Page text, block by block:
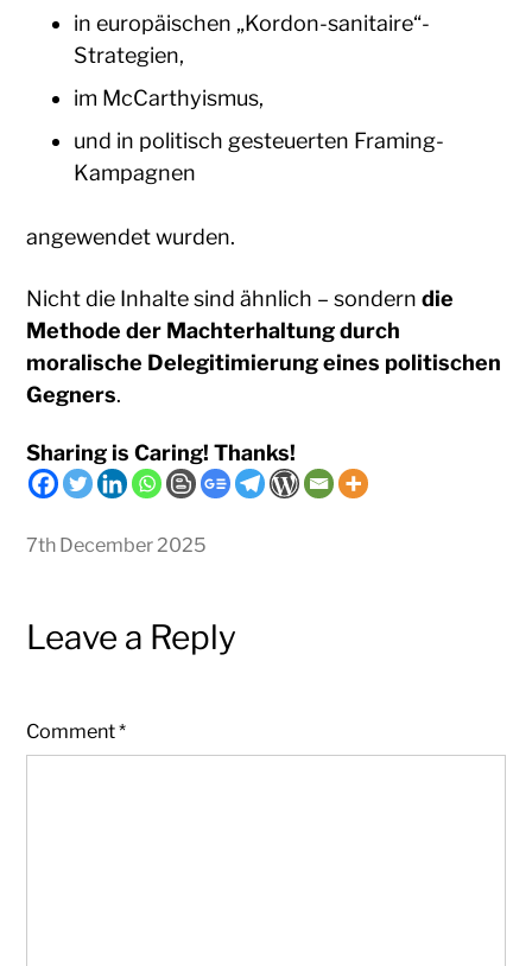
in europäischen „Kordon-sanitaire“-
Strategien,
im McCarthyismus,
und in politisch gesteuerten Framing-
Kampagnen
angewendet wurden.
Nicht die Inhalte sind ähnlich – sonderndie
Methode der Machterhaltung durch
moralische Delegitimierung eines politischen
Gegners.
Sharing is Caring! Thanks!
7th December 2025
Leave a Reply
Comment*